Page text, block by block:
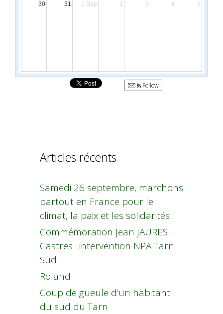
30 31 1 Sep 2 3 4 5
Follow
Articles récents
Samedi 26 septembre, marchons
partout en France pour le
climat, la paix et les solidarités !
Commémoration Jean JAURES
Castres : intervention NPA Tarn
Sud :
Roland
Coup de gueule d’un habitant
du sud du Tarn